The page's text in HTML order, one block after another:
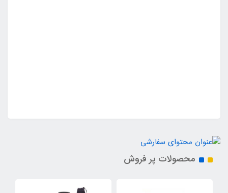
محصولات پر فروش